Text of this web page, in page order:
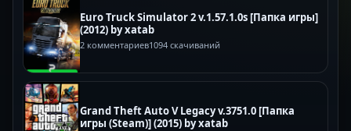
Euro Truck Simulator 2 v.1.57.1.0s [Папка игры]
(2012) by xatab
2 комментариев1094 скачиваний
Grand Theft Auto V Legacy v.3751.0 [Папка
игры (Steam)] (2015) by xatab